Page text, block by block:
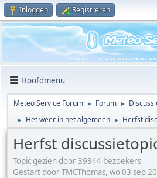
Inloggen Registreren
Hoofdmenu
Meteo Service Forum ► Forum ►
► Het weer in het algemeen ► Herfst
Herfst
Topic gezien door 39344 bezoekers
Gestart door TMCThomas, wo 03 sep